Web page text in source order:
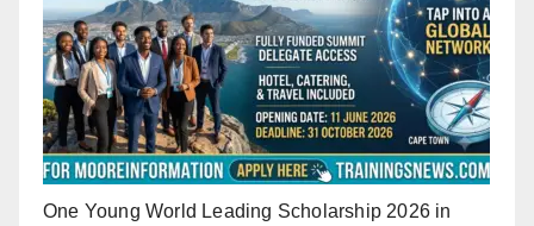
One Young World Leading Scholarship 2026 in